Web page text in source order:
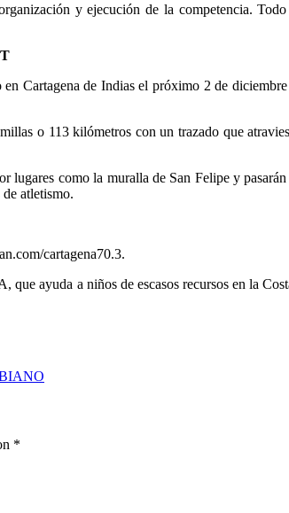
y ejecución de la competencia.
Cartagena de Indias el próximo 2 de
o 113 kilómetros con un trazado que
como la muralla de San Felipe y
atletismo.
cartagena70.3.
ayuda a niños de escasos recursos en la
*